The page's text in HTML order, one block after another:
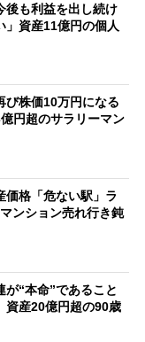
後も利益を出し続け
」資産11億円の個人
び株価10万円になる
円超のサラリーマン
価格「危ない駅」ラ
ンション売れ行き鈍
が“本命”であること
資産20億円超の90歳